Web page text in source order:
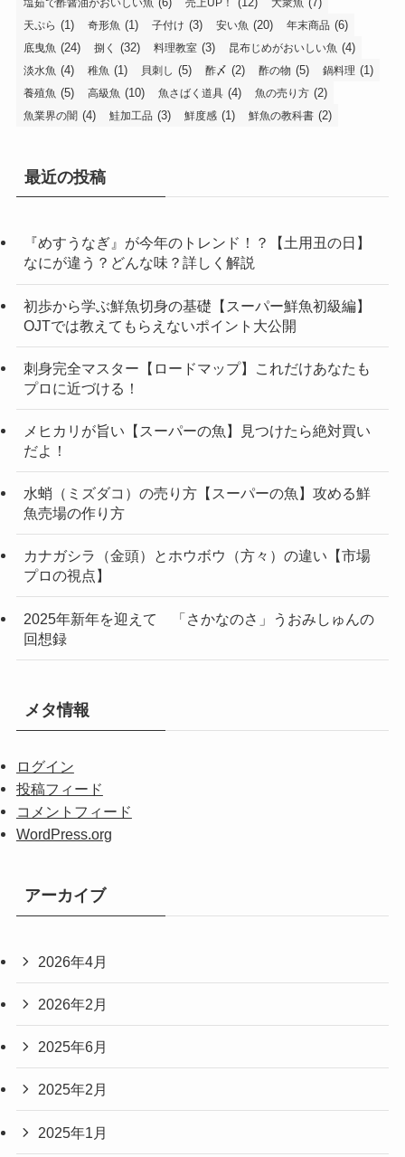
塩茹で酢醤油がおいしい魚 売上UP！ 大衆魚
天ぷら (1) 奇形魚 (1) 子付け (3) 安い魚 (20) 年末商品 (6)
底曳魚 (24) 捌く (32) 料理教室 (3) 昆布じめがおいしい魚 (4)
淡水魚 (4) 稚魚 (1) 貝刺し (5) 酢〆 (2) 酢の物 (5) 鍋料理 (1)
養殖魚 (5) 高級魚 (10) 魚さばく道具 (4) 魚の売り方 (2)
魚業界の闇 (4) 鮭加工品 (3) 鮮度感 (1) 鮮魚の教科書 (2)
最近の投稿
『めすうなぎ』が今年のトレンド！？【土用丑の日】
なにが違う？どんな味？詳しく解説
初歩から学ぶ鮮魚切身の基礎【スーパー鮮魚初級編】
OJTでは教えてもらえないポイント大公開
刺身完全マスター【ロードマップ】これだけあなたも
プロに近づける！
メヒカリが旨い【スーパーの魚】見つけたら絶対買い
だよ！
水蛸（ミズダコ）の売り方【スーパーの魚】攻める鮮
魚売場の作り方
カナガシラ（金頭）とホウボウ（方々）の違い【市場
プロの視点】
2025年新年を迎えて 「さかなのさ」うおみしゅんの
回想録
メタ情報
ログイン
投稿フィード
コメントフィード
WordPress.org
アーカイブ
2026年4月
2026年2月
2025年6月
2025年2月
2025年1月